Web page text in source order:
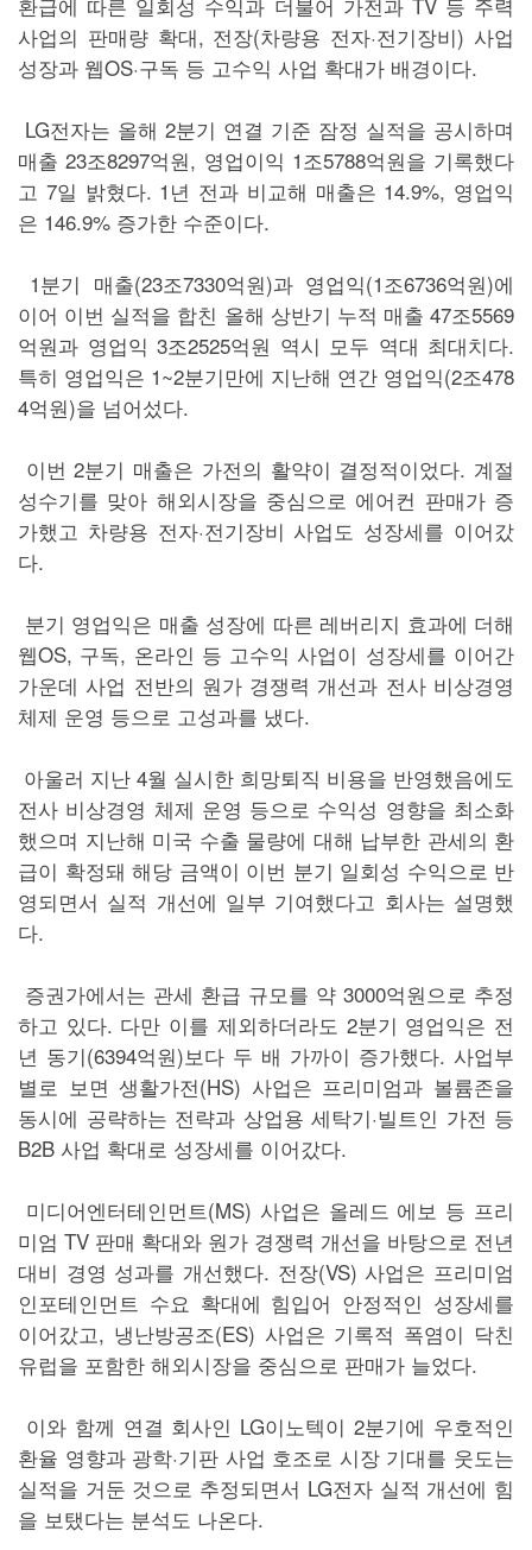
사업의 판매량 확대, 전장(차량용 전자·전기장비) 사업
성장과 웹OS·구독 등 고수익 사업 확대가 배경이다.
LG전자는 올해 2분기 연결 기준 잠정 실적을 공시하며
매출 23조8297억원, 영업이익 1조5788억원을 기록했다
고 7일 밝혔다. 1년 전과 비교해 매출은 14.9%, 영업익
은 146.9% 증가한 수준이다.
1분기 매출(23조7330억원)과 영업익(1조6736억원)에
이어 이번 실적을 합친 올해 상반기 누적 매출 47조5569
억원과 영업익 3조2525억원 역시 모두 역대 최대치다.
특히 영업익은 1~2분기만에 지난해 연간 영업익(2조478
4억원)을 넘어섰다.
이번 2분기 매출은 가전의 활약이 결정적이었다. 계절
성수기를 맞아 해외시장을 중심으로 에어컨 판매가 증
가했고 차량용 전자·전기장비 사업도 성장세를 이어갔
다.
분기 영업익은 매출 성장에 따른 레버리지 효과에 더해
웹OS, 구독, 온라인 등 고수익 사업이 성장세를 이어간
가운데 사업 전반의 원가 경쟁력 개선과 전사 비상경영
체제 운영 등으로 고성과를 냈다.
아울러 지난 4월 실시한 희망퇴직 비용을 반영했음에도
전사 비상경영 체제 운영 등으로 수익성 영향을 최소화
했으며 지난해 미국 수출 물량에 대해 납부한 관세의 환
급이 확정돼 해당 금액이 이번 분기 일회성 수익으로 반
영되면서 실적 개선에 일부 기여했다고 회사는 설명했
다.
증권가에서는 관세 환급 규모를 약 3000억원으로 추정
하고 있다. 다만 이를 제외하더라도 2분기 영업익은 전
년 동기(6394억원)보다 두 배 가까이 증가했다. 사업부
별로 보면 생활가전(HS) 사업은 프리미엄과 볼륨존을
동시에 공략하는 전략과 상업용 세탁기·빌트인 가전 등
B2B 사업 확대로 성장세를 이어갔다.
미디어엔터테인먼트(MS) 사업은 올레드 에보 등 프리
미엄 TV 판매 확대와 원가 경쟁력 개선을 바탕으로 전년
대비 경영 성과를 개선했다. 전장(VS) 사업은 프리미엄
인포테인먼트 수요 확대에 힘입어 안정적인 성장세를
이어갔고, 냉난방공조(ES) 사업은 기록적 폭염이 닥친
유럽을 포함한 해외시장을 중심으로 판매가 늘었다.
이와 함께 연결 회사인 LG이노텍이 2분기에 우호적인
환율 영향과 광학·기판 사업 호조로 시장 기대를 웃도는
실적을 거둔 것으로 추정되면서 LG전자 실적 개선에 힘
을 보탰다는 분석도 나온다.